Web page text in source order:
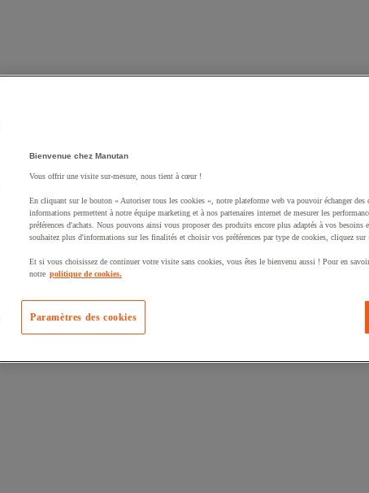
avez ajouté un produit à votre panier :
Bienvenue chez Manutan
Vous offrir une visite sur-mesure, nous tient à cœur !
En cliquant sur le bouton « Autoriser tous les cookies », notre plateforme web va pouvoir échanger des
informations permettent à notre équipe marketing et à nos partenaires internet de mesurer les
préférences d'achats. Nous pouvons ainsi vous proposer des produits encore plus adaptés à vos
souhaitez plus d'informations sur les finalités et choisir vos préférences par type de cookies, cliquez sur
Et si vous choisissez de continuer votre visite sans cookies, vous êtes le bienvenu aussi ! Pour en
notre politique de cookies.
Paramètres des cookies